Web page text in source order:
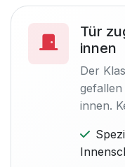
Tür
innen
Der
innen.